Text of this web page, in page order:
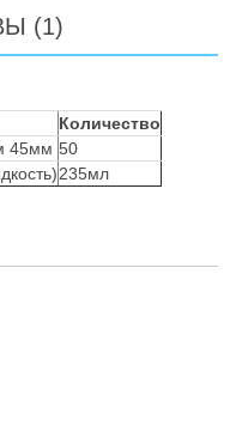
(1)
Количество
45мм 50
235мл